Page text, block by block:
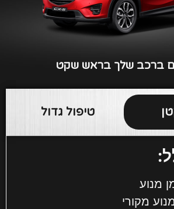
ברכב שלך בראש שקט
טיפול גדול
מנוע
מקורי